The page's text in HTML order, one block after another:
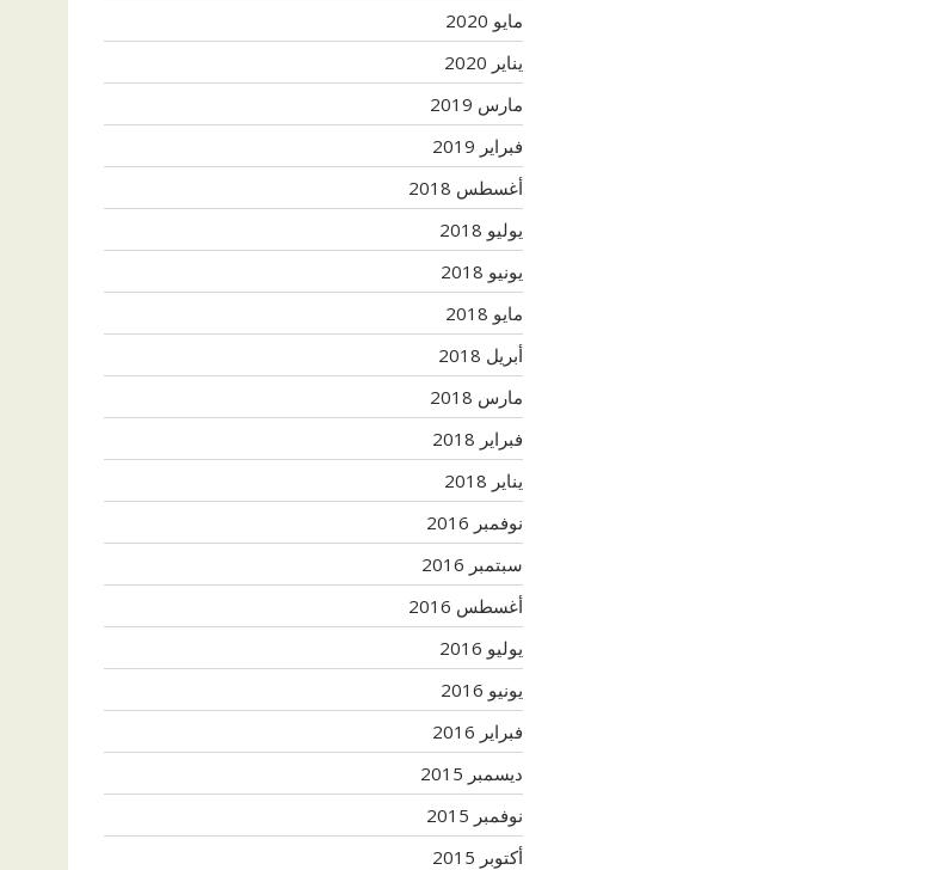
مايو 2020
يناير 2020
مارس 2019
فبراير 2019
أغسطس 2018
يوليو 2018
يونيو 2018
مايو 2018
أبريل 2018
مارس 2018
فبراير 2018
يناير 2018
نوفمبر 2016
سبتمبر 2016
أغسطس 2016
يوليو 2016
يونيو 2016
فبراير 2016
ديسمبر 2015
نوفمبر 2015
أكتوبر 2015